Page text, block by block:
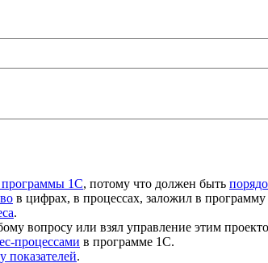
программы 1С, потому что должен быть
в цифрах, в процессах, заложил в
.
вопросу или взял управление этим
процессами в программе 1С.
показателей.